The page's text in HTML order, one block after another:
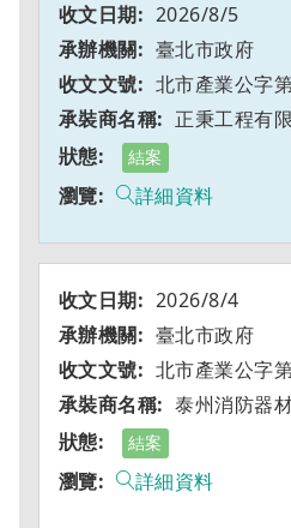
2026/8/5
臺北市政府
北市產業公字
正秉工程有
結案
詳細資料
2026/8/4
臺北市政府
北市產業公字
泰州消防器
結案
詳細資料